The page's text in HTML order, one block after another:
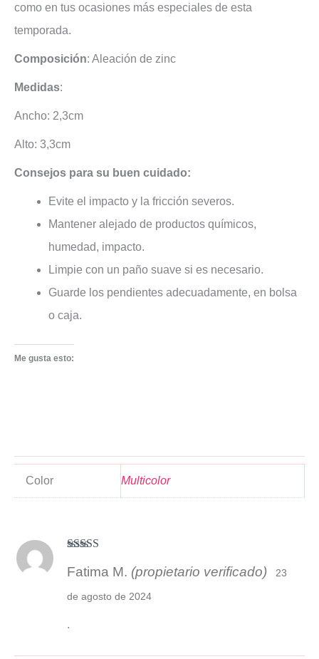
como en tus ocasiones más especiales de esta
temporada.
Composición: Aleación de zinc
Medidas:
Ancho: 2,3cm
Alto: 3,3cm
Consejos para su buen cuidado:
Evite el impacto y la fricción severos.
Mantener alejado de productos químicos,
humedad, impacto.
Limpie con un paño suave si es necesario.
Guarde los pendientes adecuadamente, en bolsa
o caja.
Me gusta esto:
Color Multicolor
con4de 5
Fatima M. (propietario verificado) 23
de agosto de 2024
.